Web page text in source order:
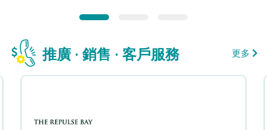
推廣 · 銷售 · 客戶服務 更多